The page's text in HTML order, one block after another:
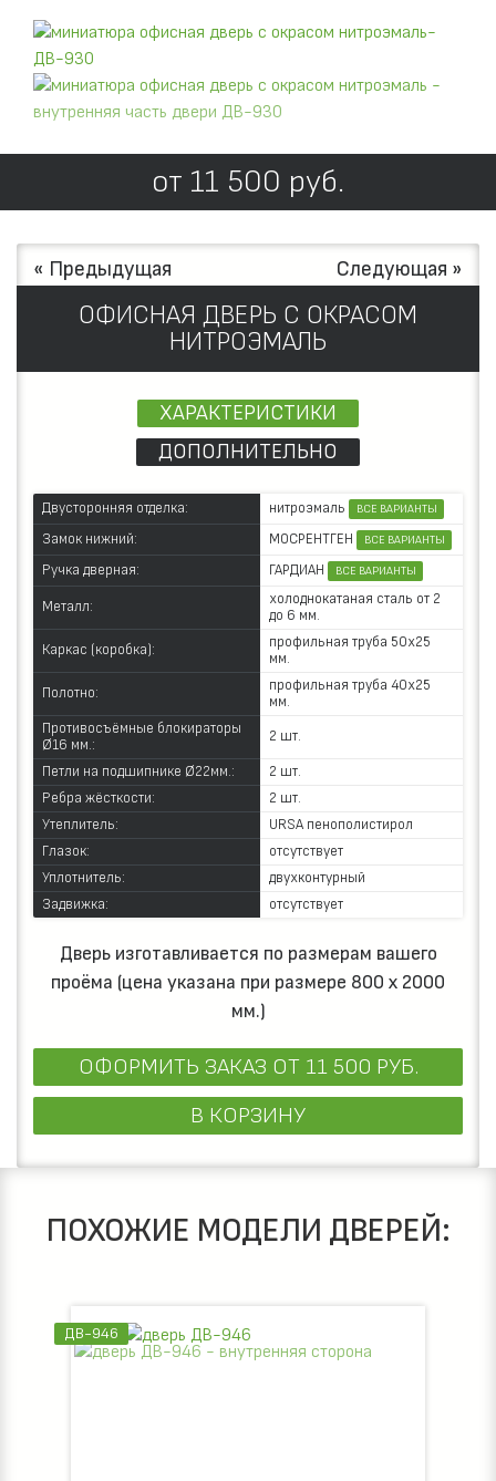
от 11 500 руб.
« Предыдущая Следующая »
ОФИСНАЯ ДВЕРЬ С ОКРАСОМ
НИТРОЭМАЛЬ
ХАРАКТЕРИСТИКИ
ДОПОЛНИТЕЛЬНО
Двусторонняя отделка: нитроэмаль ВСЕ ВАРИАНТЫ
Замок нижний: МОСРЕНТГЕН ВСЕ ВАРИАНТЫ
Ручка дверная: ГАРДИАН ВСЕ ВАРИАНТЫ
Металл:
холоднокатаная сталь от 2
до 6 мм.
Каркас (коробка):
профильная труба 50х25
мм.
Полотно:
профильная труба 40х25
мм.
Противосъёмные блокираторы
Ø16 мм.:
2 шт.
Петли на подшипнике Ø22мм.:
2 шт.
Ребра жёсткости:
2 шт.
Утеплитель:
URSA пенополистирол
Глазок:
отсутствует
Уплотнитель:
двухконтурный
Задвижка:
отсутствует
Дверь изготавливается по размерам вашего
проёма (цена указана при размере 800 х 2000
мм.)
ОФОРМИТЬ ЗАКАЗ ОТ 11 500 РУБ.
В КОРЗИНУ
ПОХОЖИЕ МОДЕЛИ ДВЕРЕЙ:
ДВ-958